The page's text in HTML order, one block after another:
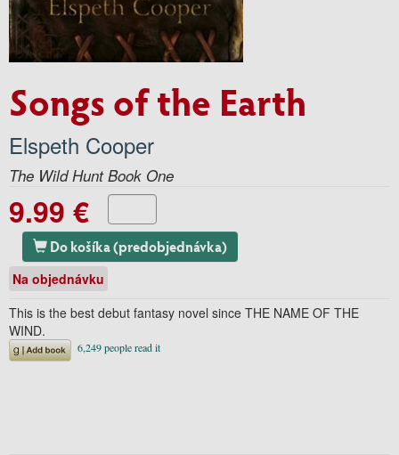
Songs of the Earth
Elspeth Cooper
The Wild Hunt Book One
9.99 €
Do košíka (predobjednávka)
Na objednávku
This is the best debut fantasy novel since THE NAME OF THE
WIND.